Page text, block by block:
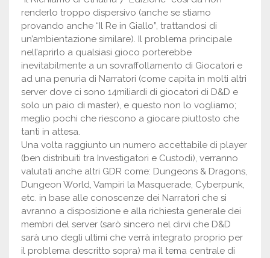
renderlo troppo dispersivo (anche se stiamo
provando anche “Il Re in Giallo”, trattandosi di
un’ambientazione similare). Il problema principale
nell’aprirlo a qualsiasi gioco porterebbe
inevitabilmente a un sovraffollamento di Giocatori e
ad una penuria di Narratori (come capita in molti altri
server dove ci sono 14miliardi di giocatori di D&D e
solo un paio di master), e questo non lo vogliamo;
meglio pochi che riescono a giocare piuttosto che
tanti in attesa.
Una volta raggiunto un numero accettabile di player
(ben distribuiti tra Investigatori e Custodi), verranno
valutati anche altri GDR come: Dungeons & Dragons,
Dungeon World, Vampiri la Masquerade, Cyberpunk,
etc. in base alle conoscenze dei Narratori che si
avranno a disposizione e alla richiesta generale dei
membri del server (sarò sincero nel dirvi che D&D
sarà uno degli ultimi che verrà integrato proprio per
il problema descritto sopra) ma il tema centrale di